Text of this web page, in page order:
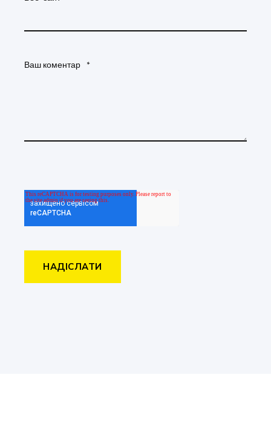
Ваш коментар *